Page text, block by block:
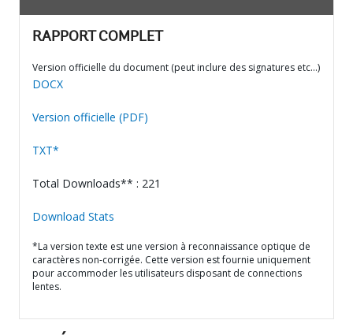
RAPPORT COMPLET
Version officielle du document (peut inclure des signatures etc…)
DOCX
Version officielle (PDF)
TXT*
Total Downloads** : 221
Download Stats
*La version texte est une version à reconnaissance optique de
caractères non-corrigée. Cette version est fournie uniquement
pour accommoder les utilisateurs disposant de connections
lentes.